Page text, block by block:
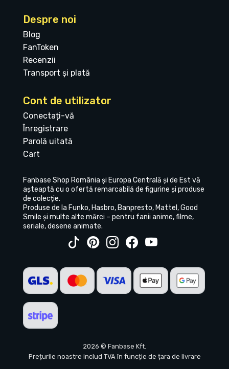
Despre noi
Blog
FanToken
Recenzii
Transport și plată
Cont de utilizator
Conectați-vă
Înregistrare
Parolă uitată
Cart
Fanbase Shop România și Europa Centrală și de Est vă
așteaptă cu o ofertă remarcabilă de figurine și produse
de colecție.
Produse de la Funko, Hasbro, Banpresto, Mattel, Good
Smile și multe alte mărci – pentru fanii anime, filme,
seriale, desene animate.
2026 © Fanbase Kft.
Prețurile noastre includ TVA în funcție de țara de livrare